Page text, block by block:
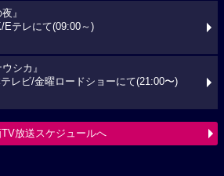
』
Eテレにて(09:00～)
シカ』
レビ/金曜ロードショーにて(21:00〜)
放送スケジュールへ